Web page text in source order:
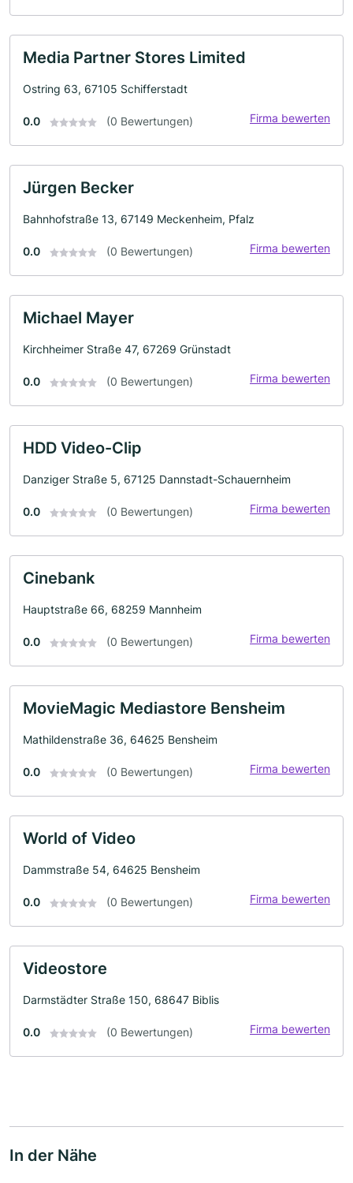
Media Partner Stores Limited
Ostring 63, 67105 Schifferstadt
0.0 (0 Bewertungen) Firma bewerten
Jürgen Becker
Bahnhofstraße 13, 67149 Meckenheim, Pfalz
0.0 (0 Bewertungen) Firma bewerten
Michael Mayer
Kirchheimer Straße 47, 67269 Grünstadt
0.0 (0 Bewertungen) Firma bewerten
HDD Video-Clip
Danziger Straße 5, 67125 Dannstadt-Schauernheim
0.0 (0 Bewertungen) Firma bewerten
Cinebank
Hauptstraße 66, 68259 Mannheim
0.0 (0 Bewertungen) Firma bewerten
MovieMagic Mediastore Bensheim
Mathildenstraße 36, 64625 Bensheim
0.0 (0 Bewertungen) Firma bewerten
World of Video
Dammstraße 54, 64625 Bensheim
0.0 (0 Bewertungen) Firma bewerten
Videostore
Darmstädter Straße 150, 68647 Biblis
0.0 (0 Bewertungen) Firma bewerten
In der Nähe